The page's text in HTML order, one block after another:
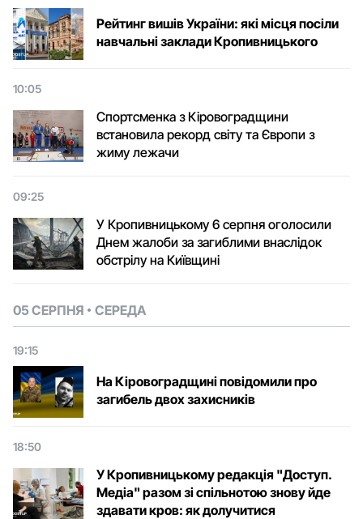
Рейтинг вишів України: які місця посіли
навчальні заклади Кропивницького
10:05
Спортсменка з Кіровоградщини
встановила рекорд світу та Європи з
жиму лежачи
09:25
У Кропивницькому 6 серпня оголосили
Днем жалоби за загиблими внаслідок
обстрілу на Київщині
05 СЕРПНЯ СЕРЕДА
19:15
На Кіровоградщині повідомили про
загибель двох захисників
18:50
У Кропивницькому редакція "Доступ.
Медіа" разом зі спільнотою знову йде
здавати кров: як долучитися